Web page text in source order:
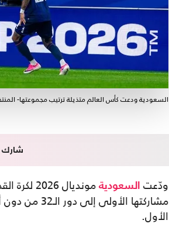
السعودية ودعت كأس العالم متذيلة ترتيب مجموعتها-
شارك
ودّعت السعودية مونديال 2026 لكرة القدم بعد تعادلها سلبا مع
مشاركتها
الأول.